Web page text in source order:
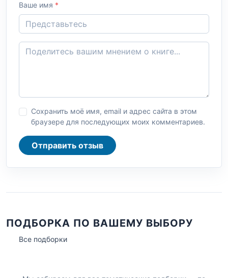
Ваше имя *
Сохранить моё имя, email и адрес сайта в этом
браузере для последующих моих комментариев.
Отправить отзыв
ПОДБОРКА ПО ВАШЕМУ ВЫБОРУ
Все подборки